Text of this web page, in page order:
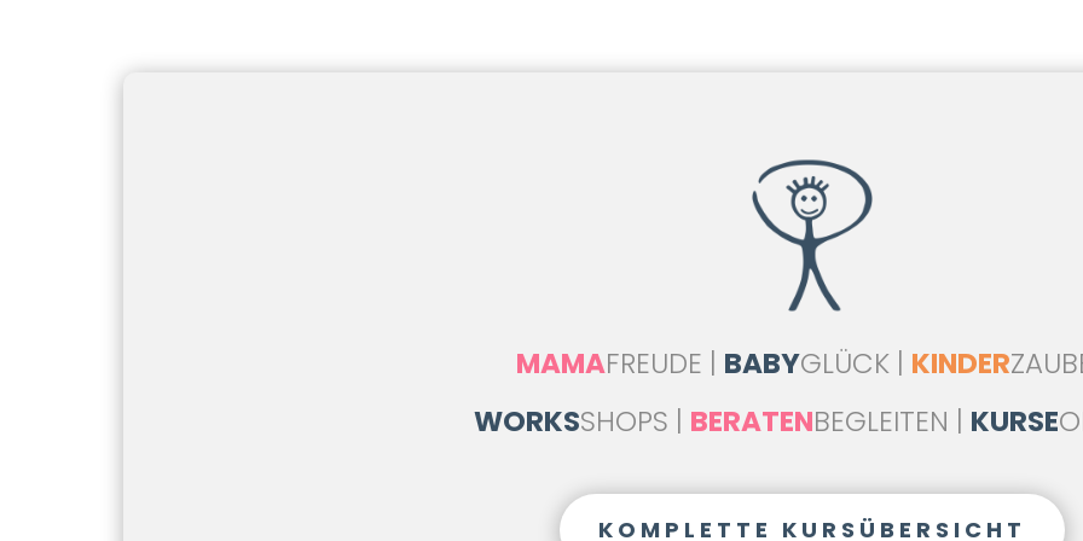
MAMAFREUDE | BABYGLÜCK | KINDER
WORKSSHOPS | BERATENBEGLEITEN | KURSE
KOMPLETTE KURSÜBERSICHT